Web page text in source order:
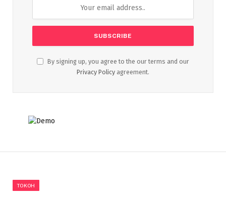
By signing up, you agree to the our terms and our
Privacy Policy agreement.
TOKOH